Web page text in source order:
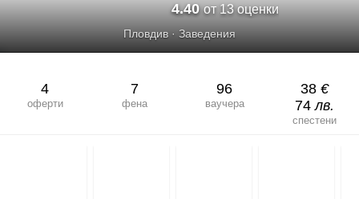
4.40от 13 оценки
Пловдив· Заведения
4
оферти
7
фена
96
ваучера
38 €
74лв.
спестени